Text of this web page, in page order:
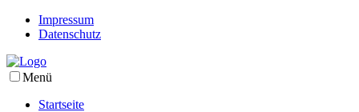
Impressum
Datenschutz
Menü
Startseite